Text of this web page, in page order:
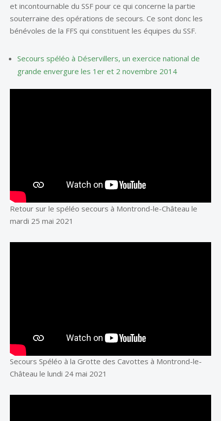
et incontournable du SSF pour ce qui concerne la partie
souterraine des opérations de secours. Ce sont donc les
bénévoles de la FFS qui constituent les équipes du SSF.
Secours spéléo à Déservillers, un exercice national de
grande envergure les 1er et 2 novembre 2014
Retour sur le spéléo secours à Montrond-le-Château le
mardi 25 mai 2021
Secours Spéléo à la Grotte des Cavottes à Montrond-le-
Château le lundi 24 mai 2021